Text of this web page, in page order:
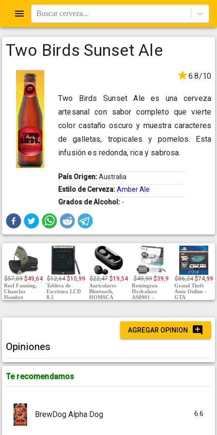
Buscar cerveza...
Two Birds Sunset Ale
6.8/10
Two Birds Sunset Ale es una cerveza
artesanal con sabor completo que vierte
color castaño oscuro y muestra caracteres
de galletas, tropicales y pomelos. Esta
infusión es redonda, rica y sabrosa.
País Origen:Australia
Estilo de Cerveza:Amber Ale
Grados de Alcohol: -
$57,09 $49,64
Reef Fanning,
Chanclas
Hombre
$12,64 $10,99
Tableta de
Escritura LCD
8.5
$22,47 $19,54
Auriculares
Bluetooth,
HOMSCA
$49,99 $39,9
Remington
Hydraluxe
AS8901 -
$86,24 $74,99
Grand Theft
Auto Online -
GTA
AGREGAR OPINION
Opiniones
Te recomendamos
BrewDog Alpha Dog 6.6